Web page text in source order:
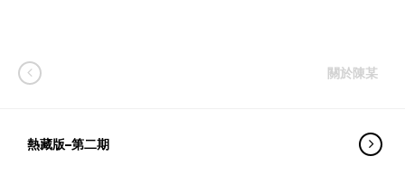
關於陳某
熱藏版–第二期